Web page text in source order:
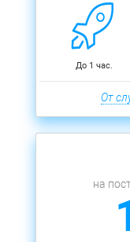
До 1 час.
От
на